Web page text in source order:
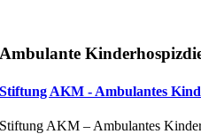
Ambulante
Stiftung AKM - Ambulantes
Stiftung AKM – Ambulantes